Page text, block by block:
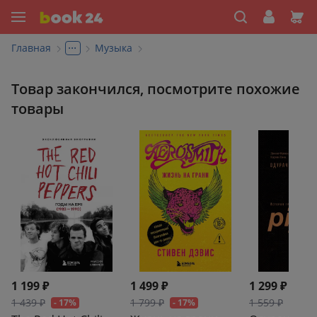
Главная ... Музыка
Товар закончился, посмотрите похожие
товары
1 199 ₽
1 439 ₽ - 17%
1 499 ₽
1 799 ₽ - 17%
1 299 ₽
1 559 ₽